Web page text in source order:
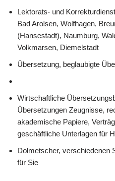
Lektorats- und
Bad Arolsen, Wolfhagen,
(Hansestadt), Naumburg,
Volkmarsen, Diemelstadt
Übersetzung, beglaubigte
Wirtschaftliche
Übersetzungen Zeugnisse,
akademische Papiere,
geschäftliche Unterlagen für
Dolmetscher, verschiedenen
für Sie